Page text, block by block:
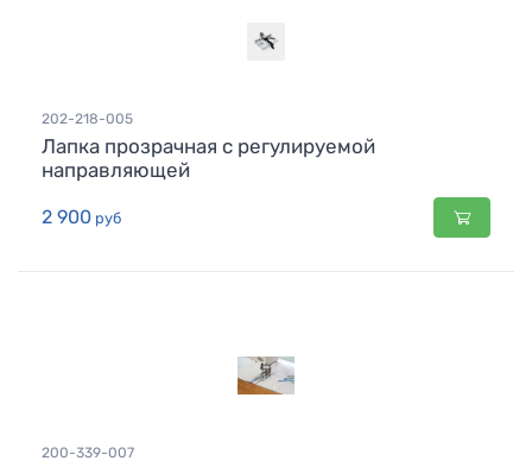
202-218-005
Лапка прозрачная с регулируемой
направляющей
2 900 руб
200-339-007